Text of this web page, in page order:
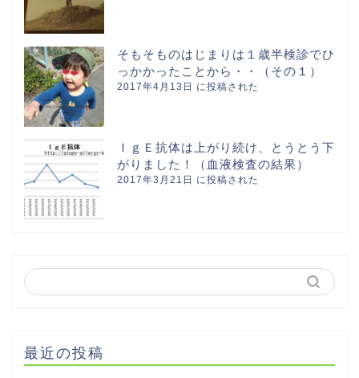
そもそものはじまりは１歳半検診でひ
っかかったことから・・（その１）
2017年4月13日 に投稿された
ＩｇＥ抗体は上がり続け、とうとう下
がりました！（血液検査の結果）
2017年3月21日 に投稿された
最近の投稿